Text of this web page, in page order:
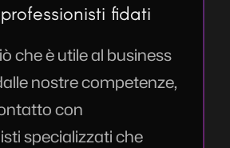
fidati
che è utile al business
nostre competenze,
con
specializzati che